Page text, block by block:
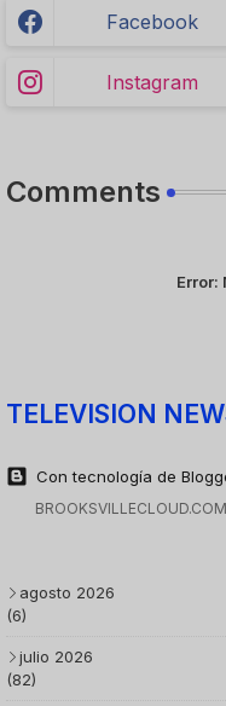
Facebook
Instagram
Comments
Error:
TELEVISION
Con tecnología de
agosto 2026
(6)
julio 2026
(82)